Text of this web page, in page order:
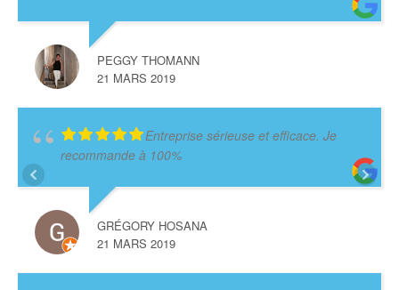
PEGGY THOMANN
21 MARS 2019
Entreprise sérieuse et efficace. Je
recommande à 100%
GRÉGORY HOSANA
21 MARS 2019